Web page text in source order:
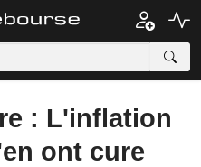
: L'inflation
ont cure